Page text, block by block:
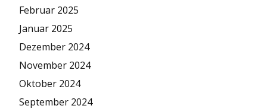
Februar 2025
Januar 2025
Dezember 2024
November 2024
Oktober 2024
September 2024